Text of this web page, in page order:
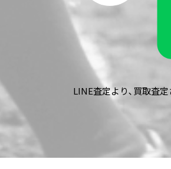
LINE査定より､買取査